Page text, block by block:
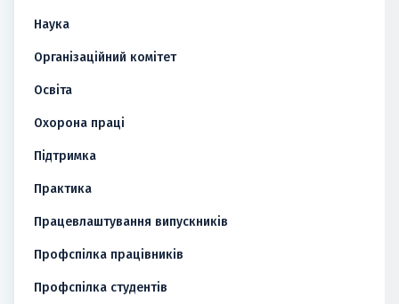
Наука
Організаційний комітет
Освіта
Охорона праці
Підтримка
Практика
Працевлаштування випускників
Профспілка працівників
Профспілка студентів